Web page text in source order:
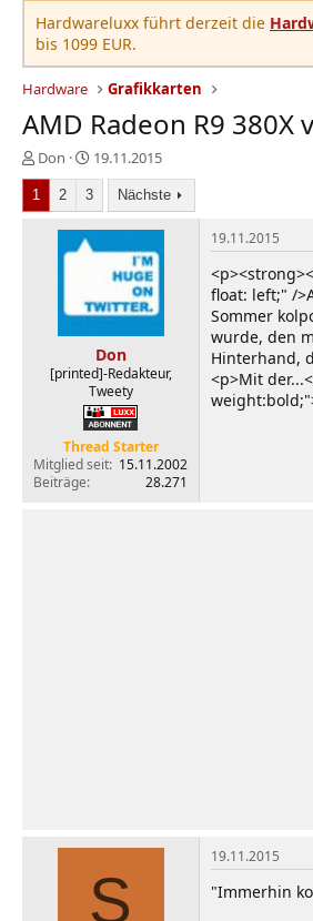
Hardwareluxx führt derzeit die
bis 1099 EUR.
Hardware Grafikkarten
AMD Radeon R9 380X
E
r
s
t
Don
E
r
s
t
e
l
t
a
m
19.11.2015
1 2 3 Nächste
Don
[printed]-Redakteur,
Tweety
Thread Starter
Mitglied seit 15.11.2002
Beiträge
28.271
19.11.2015
float: left;" /
Sommer
wurde, den
Hinterhand,
<p>Mit
S
19.11.2015
"Immerhin